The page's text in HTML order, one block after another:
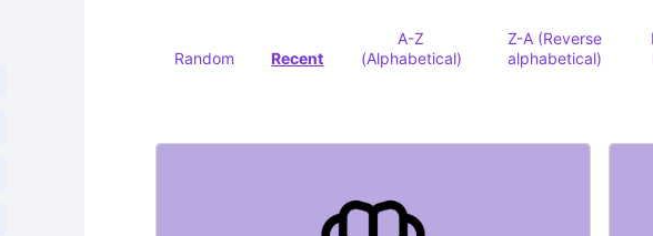
Random Recent
A-Z
(Alphabetical)
Z-A (Reverse
alphabetical)